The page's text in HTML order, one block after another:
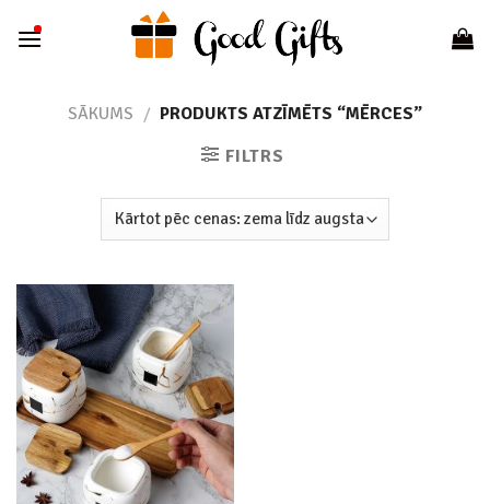
SĀKUMS / PRODUKTS ATZĪMĒTS “MĒRCES”
FILTRS
Add to
wishlist